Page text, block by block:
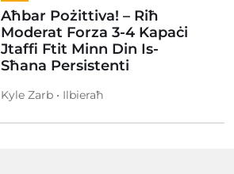
Aħbar Pożittiva! – Riħ
Moderat Forza 3-4 Kapaċi
Jtaffi Ftit Minn Din Is-
Sħana Persistenti
Kyle Zarb • Ilbieraħ